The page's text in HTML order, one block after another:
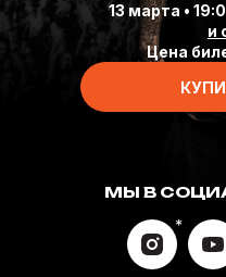
13 марта •
и
Цена
МЫ В
*